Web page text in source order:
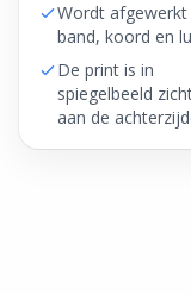
Wordt
band, koord en
De print is in
spiegelbeeld
aan de